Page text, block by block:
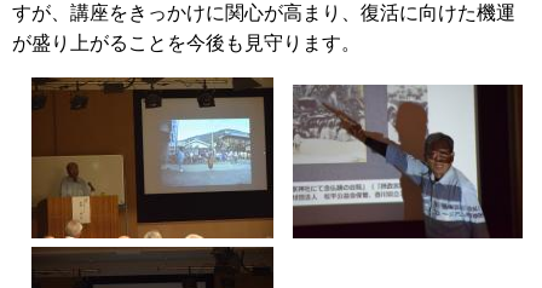
すが、講座をきっかけに関心が高まり、復活に向けた機運
が盛り上がることを今後も見守ります。